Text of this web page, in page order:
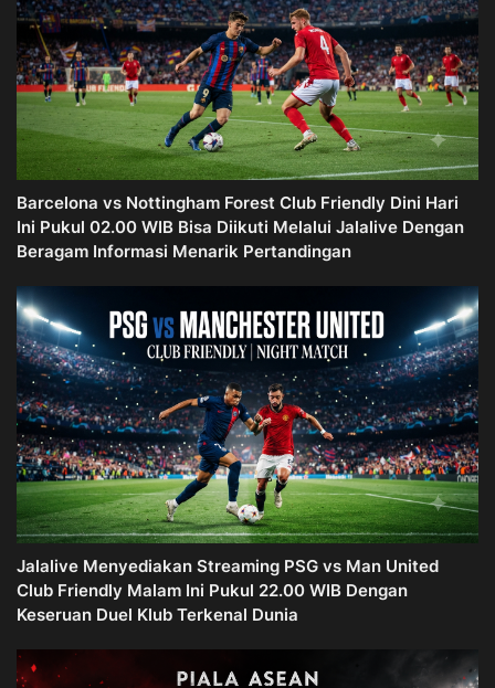
Barcelona vs Nottingham Forest Club Friendly Dini Hari
Ini Pukul 02.00 WIB Bisa Diikuti Melalui Jalalive Dengan
Beragam Informasi Menarik Pertandingan
Jalalive Menyediakan Streaming PSG vs Man United
Club Friendly Malam Ini Pukul 22.00 WIB Dengan
Keseruan Duel Klub Terkenal Dunia